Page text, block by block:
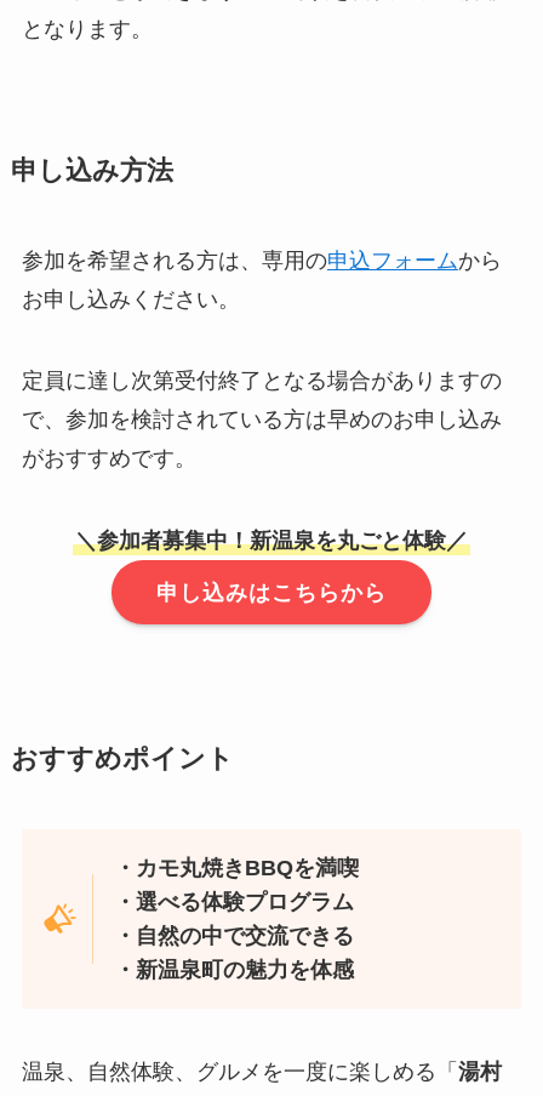
となります。
申し込み方法
参加を希望される方は、専用の申込フォームから
お申し込みください。
定員に達し次第受付終了となる場合がありますの
で、参加を検討されている方は早めのお申し込み
がおすすめです。
＼参加者募集中！新温泉を丸ごと体験／
申し込みはこちらから
おすすめポイント
・カモ丸焼きBBQを満喫
・選べる体験プログラム
・自然の中で交流できる
・新温泉町の魅力を体感
温泉、自然体験、グルメを一度に楽しめる「 湯村